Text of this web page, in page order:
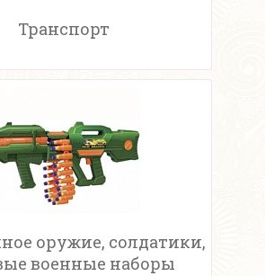
Транспорт
оружие, солдатики,
военные наборы